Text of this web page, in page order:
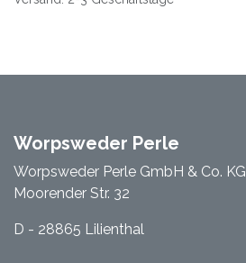
Worpsweder Perle
Worpsweder Perle GmbH & Co. KG
Moorender Str. 32
D - 28865 Lilienthal